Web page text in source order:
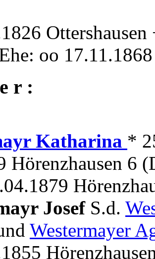
oo
r :
Katharina *
Hörenzhausen 6
Josef S.d.
Westermayer